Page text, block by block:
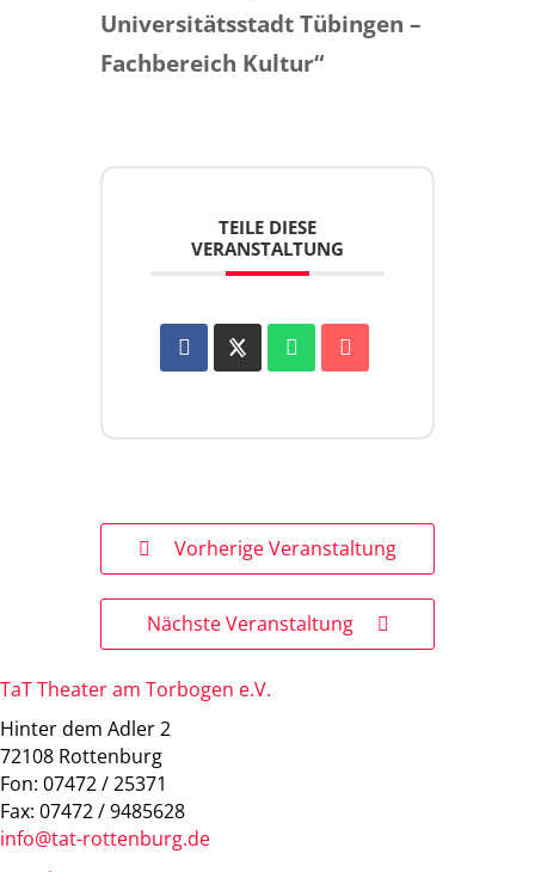
Universitätsstadt Tübingen –
Fachbereich Kultur“
TEILE DIESE
VERANSTALTUNG
Vorherige Veranstaltung
Nächste Veranstaltung
TaT Theater am Torbogen e.V.
Hinter dem Adler 2
72108 Rottenburg
Fon: 07472 / 25371
Fax: 07472 / 9485628
info@tat-rottenburg.de